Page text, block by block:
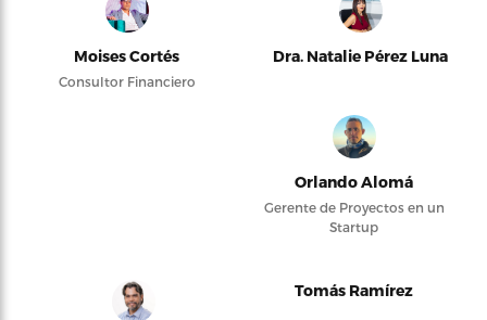
Moises Cortés
Consultor Financiero
Dra. Natalie Pérez Luna
Orlando Alomá
Gerente de Proyectos en un
Startup
Tomás Ramírez